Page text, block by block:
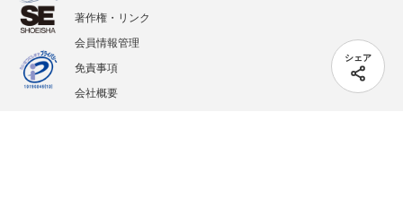
シェア
著作権・リンク
会員情報管理
免責事項
会社概要